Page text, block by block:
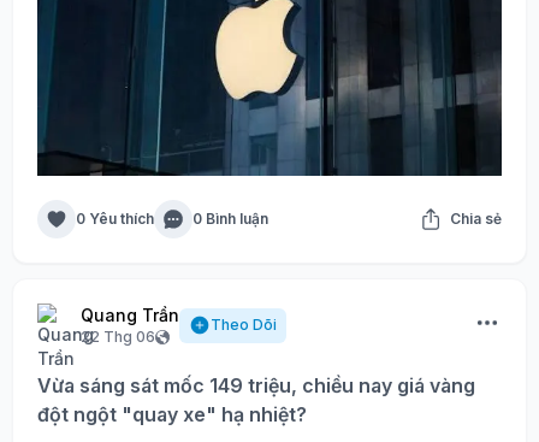
0 Yêu thích 0 Bình luận Chia sẻ
Quang Trần
22 Thg 06
Theo Dõi
Vừa sáng sát mốc 149 triệu, chiều nay giá vàng
đột ngột "quay xe" hạ nhiệt?